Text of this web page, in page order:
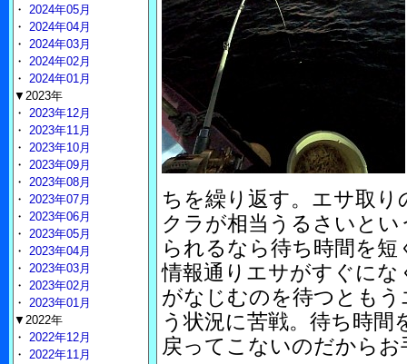
ちを繰り返す。エサ取
クラが相当うるさいと
られるなら待ち時間を
情報通りエサがすぐに
がなじむのを待つとも
う状況に苦戦。待ち時
戻ってこないのだから
・ 2024年05月
・ 2024年04月
・ 2024年03月
・ 2024年02月
・ 2024年01月
▼2023年
・ 2023年12月
・ 2023年11月
・ 2023年10月
・ 2023年09月
・ 2023年08月
・ 2023年07月
・ 2023年06月
・ 2023年05月
・ 2023年04月
・ 2023年03月
・ 2023年02月
・ 2023年01月
▼2022年
・ 2022年12月
・ 2022年11月